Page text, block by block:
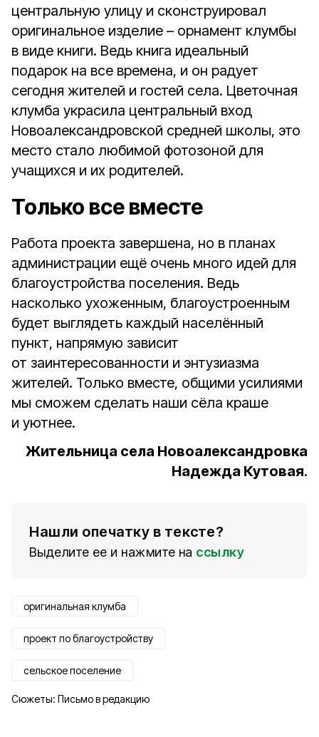
центральную улицу и сконструировал
оригинальное изделие – орнамент клумбы
в виде книги. Ведь книга идеальный
подарок на все времена, и он радует
сегодня жителей и гостей села. Цветочная
клумба украсила центральный вход
Новоалександровской средней школы, это
место стало любимой фотозоной для
учащихся и их родителей.
Только все вместе
Работа проекта завершена, но в планах
администрации ещё очень много идей для
благоустройства поселения. Ведь
насколько ухоженным, благоустроенным
будет выглядеть каждый населённый
пункт, напрямую зависит
от заинтересованности и энтузиазма
жителей. Только вместе, общими усилиями
мы сможем сделать наши сёла краше
и уютнее.
Жительница села Новоалександровка
Надежда Кутовая.
Нашли опечатку в тексте?
Выделите ее и нажмите на ссылку
оригинальная клумба
проект по благоустройству
сельское поселение
Сюжеты: Письмо в редакцию